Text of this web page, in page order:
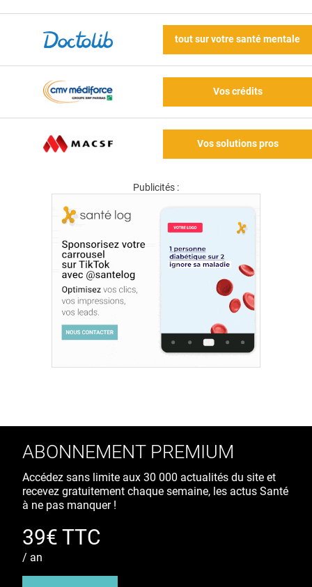
tout sur votre santé mentale
Vos crédits
Vos solutions pros
Publicités :
ABONNEMENT PREMIUM
Accédez sans limite aux 30 000 actualités du site et
recevez gratuitement chaque semaine, les actus Santé
à ne pas manquer !
39€ TTC
/ an